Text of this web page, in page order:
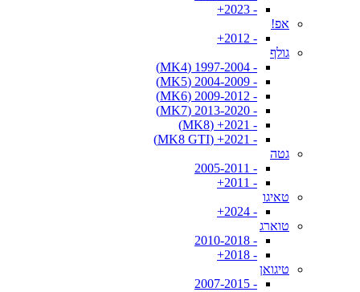
- 2023+
אפ!
- 2012+
גולף
- 1997-2004 (MK4)
- 2004-2009 (MK5)
- 2009-2012 (MK6)
- 2013-2020 (MK7)
- 2021+ (MK8)
- 2021+ (MK8 GTI)
גטה
- 2005-2011
- 2011+
טאיגו
- 2024+
טוארג
- 2010-2018
- 2018+
טיגואן
- 2007-2015